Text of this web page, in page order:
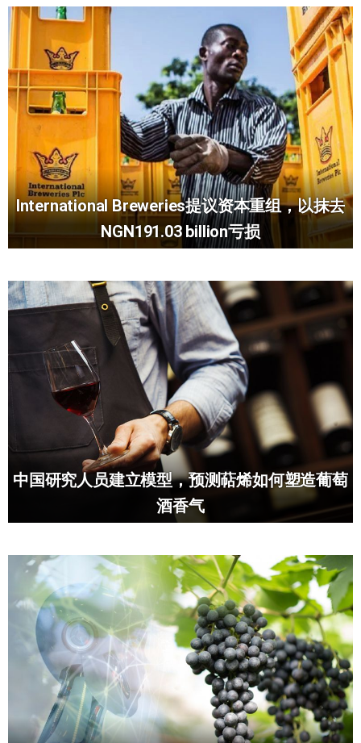
International Breweries提议资本重组，以抹去
NGN191.03 billion亏损
中国研究人员建立模型，预测萜烯如何塑造葡萄
酒香气